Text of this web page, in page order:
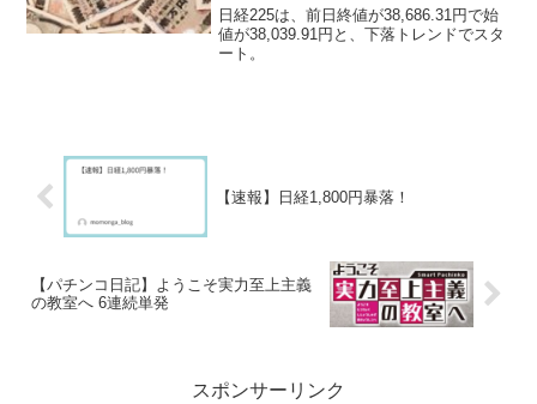
日経225は、前日終値が38,686.31円で始
値が38,039.91円と、下落トレンドでスタ
ート。
【速報】日経1,800円暴落！
【パチンコ日記】ようこそ実力至上主義
の教室へ 6連続単発
スポンサーリンク